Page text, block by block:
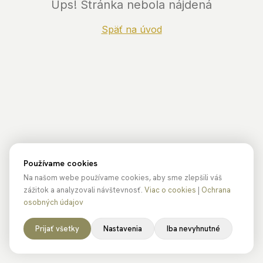
Ups! Stránka nebola nájdená
Späť na úvod
Používame cookies
Na našom webe používame cookies, aby sme zlepšili váš
zážitok a analyzovali návštevnosť. Viac o cookies | Ochrana
osobných údajov
Prijať všetky Nastavenia Iba nevyhnutné